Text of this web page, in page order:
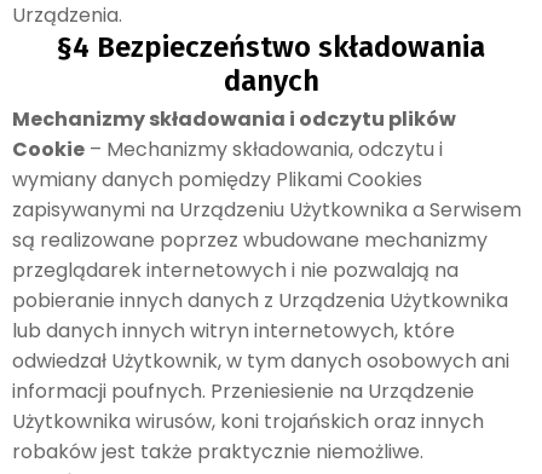
Urządzenia.
§4 Bezpieczeństwo składowania
danych
Mechanizmy składowania i odczytu plików
Cookie – Mechanizmy składowania, odczytu i
wymiany danych pomiędzy Plikami Cookies
zapisywanymi na Urządzeniu Użytkownika a Serwisem
są realizowane poprzez wbudowane mechanizmy
przeglądarek internetowych i nie pozwalają na
pobieranie innych danych z Urządzenia Użytkownika
lub danych innych witryn internetowych, które
odwiedzał Użytkownik, w tym danych osobowych ani
informacji poufnych. Przeniesienie na Urządzenie
Użytkownika wirusów, koni trojańskich oraz innych
robaków jest także praktycznie niemożliwe.